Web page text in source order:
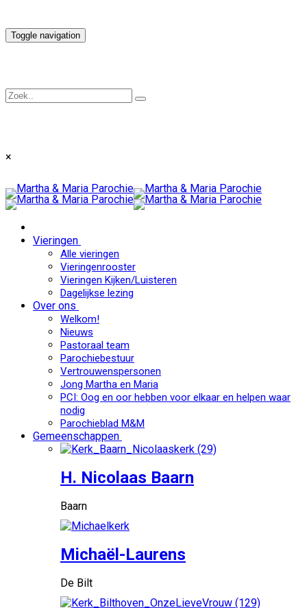
Toggle navigation
×
Vieringen
Alle vieringen
Vieringenrooster
Vieringen Kijken/Luisteren
Dagelijkse lezing
Over ons
Welkom!
Nieuws
Pastoraal team
Parochiebestuur
Vertrouwenspersonen
Jong Martha en Maria
PCI: Oog en oor hebben voor elkaar en helpen waar
nodig
Parochieblad M&M
Gemeenschappen
H. Nicolaas Baarn
Baarn
Michaël-Laurens
De Bilt